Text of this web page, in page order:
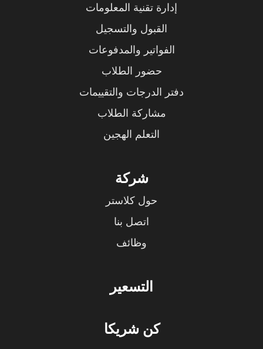
إدارة تقنية المعلومات
القبول والتسجيل
الفواتير والمدفوعات
حضور الطلاب
دفتر الدرجات والتقييمات
مشاركة الطلاب
التعلم الهجين
شركة
حول كلاستر
اتصل بنا
وظائف
التسعير
كن شريكا